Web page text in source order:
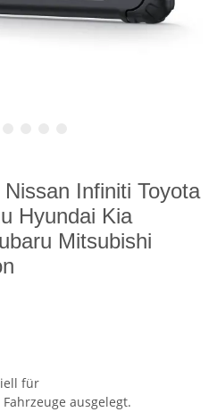
Infiniti Toyota
Hyundai Kia
Mitsubishi
für
ausgelegt.